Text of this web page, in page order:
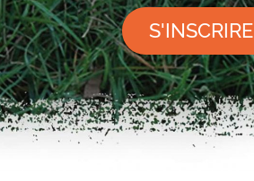
S'INSCRIRE